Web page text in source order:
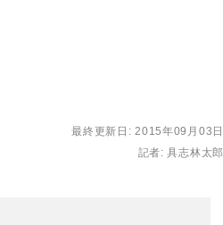
最終更新日: 2015年09月03日
記者: 具志林太郎